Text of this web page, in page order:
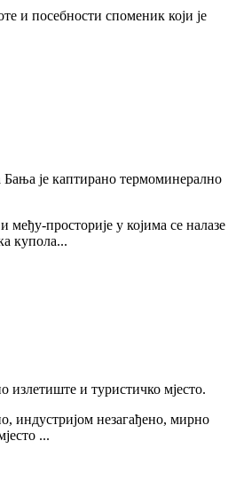
и посебности споменик који је
је каптирано термоминерално
међу-просторије у којима се налазе
купола...
излетиште и туристичко мјесто.
индустријом незагађено, мирно
...